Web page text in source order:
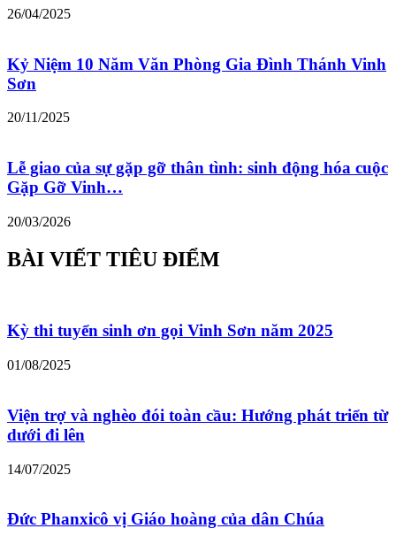
26/04/2025
Kỷ Niệm 10 Năm Văn Phòng Gia Đình Thánh Vinh
Sơn
20/11/2025
Lễ giao của sự gặp gỡ thân tình: sinh động hóa cuộc
Gặp Gỡ Vinh…
20/03/2026
BÀI VIẾT TIÊU ĐIỂM
Kỳ thi tuyển sinh ơn gọi Vinh Sơn năm 2025
01/08/2025
Viện trợ và nghèo đói toàn cầu: Hướng phát triển từ
dưới đi lên
14/07/2025
Đức Phanxicô vị Giáo hoàng của dân Chúa